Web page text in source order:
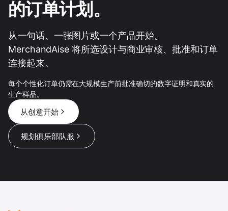
的订单计划。
从一句话、一张图片或一个产品开始。
MerchandAise 将所选设计与商业审核、批准和订单
连接起来。
每个个性化订单仍需在大规模生产前批准确切的数字证明和真实的
生产样品。
从创意开始
规划俱乐部队服